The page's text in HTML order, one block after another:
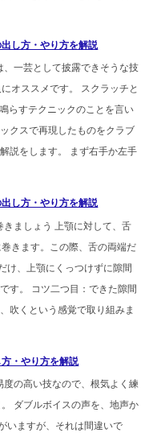
し方・やり方を解説
、一芸として披露できそうな技
オススメです。 スクラッチと
らすテクニックのことを言い
クスで再現したものをクラブ
説をします。 まず右手か左手
し方・やり方を解説
きましょう 上顎に対して、舌
きます。この際、舌の両端だ
け、上顎にくっつけずに隙間
す。 コツ二つ目：できた隙間
吹くという感覚で取り組みま
・やり方を解説
度の高い技なので、根気よく練
ダブルボイスの声を、地声か
いますが、それは間違いで